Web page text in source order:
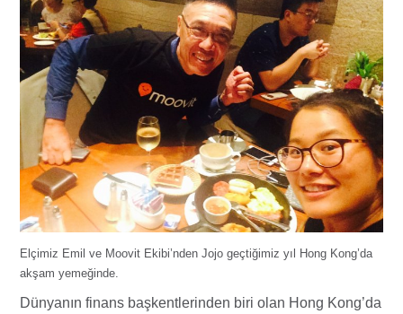
Elçimiz Emil ve Moovit Ekibi’nden Jojo geçtiğimiz yıl Hong Kong’da
akşam yemeğinde.
Dünyanın finans başkentlerinden biri olan Hong Kong’da